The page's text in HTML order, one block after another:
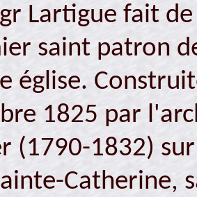
Lartigue fait
saint patron
église.
1825 par
(1790-1832)
Catherine,